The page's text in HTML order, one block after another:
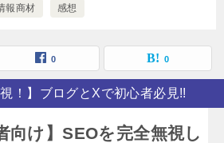
報商材 感想
0 0
！】ブログとXで初心者必見!!
向け】SEOを完全無視し